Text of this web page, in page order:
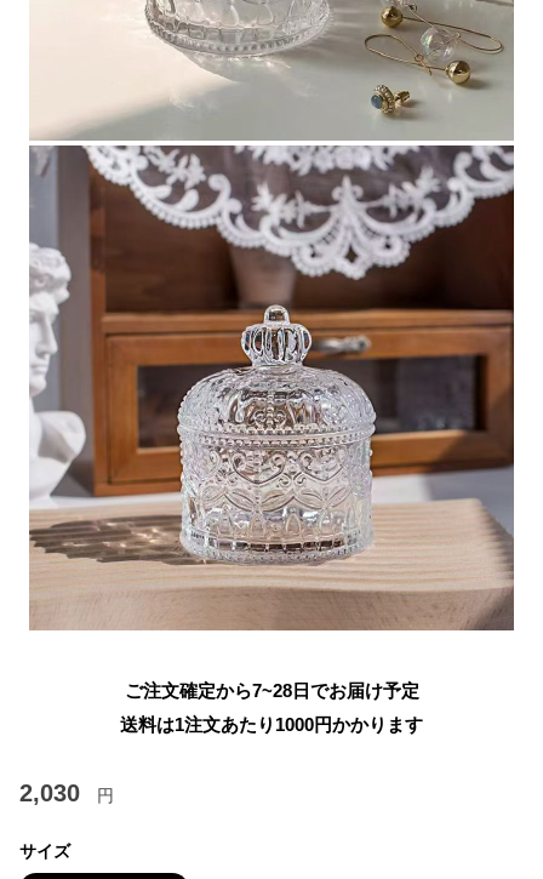
ご注文確定から7~28日でお届け予定
送料は1注文あたり 1000円かかります
2,030 円
サイズ